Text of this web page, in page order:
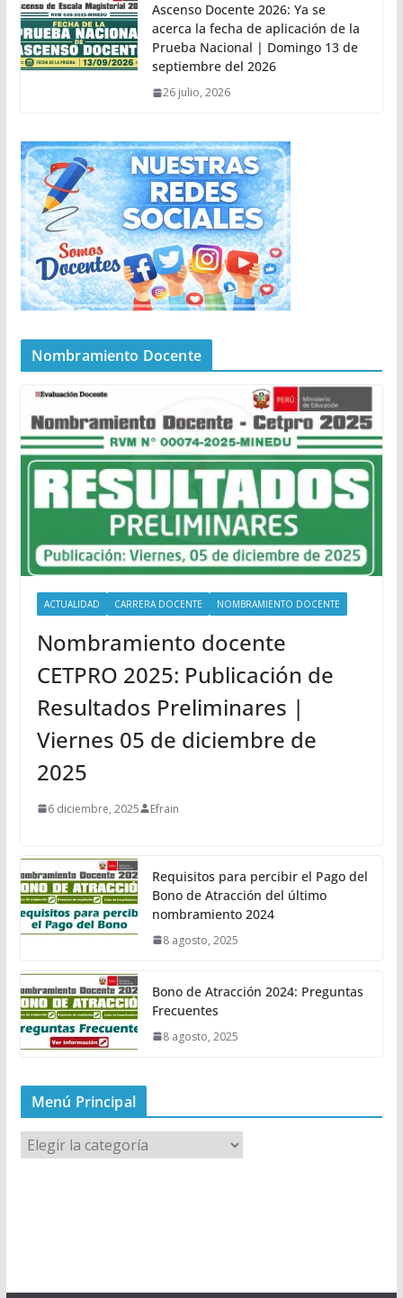
Ascenso Docente 2026: Ya se
acerca la fecha de aplicación de la
Prueba Nacional | Domingo 13 de
septiembre del 2026
26 julio, 2026
Nombramiento Docente
ACTUALIDAD CARRERA DOCENTE NOMBRAMIENTO DOCENTE
Nombramiento docente
CETPRO 2025: Publicación de
Resultados Preliminares |
Viernes 05 de diciembre de
2025
6 diciembre, 2025 Efrain
Requisitos para percibir el Pago del
Bono de Atracción del último
nombramiento 2024
8 agosto, 2025
Bono de Atracción 2024: Preguntas
Frecuentes
8 agosto, 2025
Menú Principal
M
e